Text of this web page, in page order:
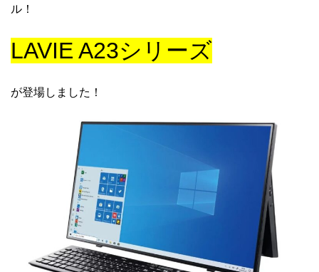
ル！
LAVIE A23シリーズ
が登場しました！